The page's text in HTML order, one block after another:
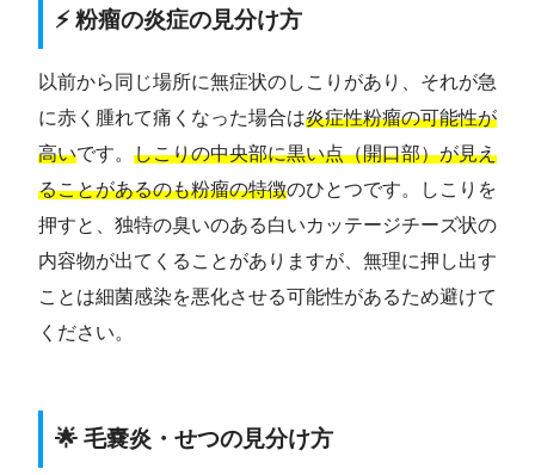
⚡ 粉瘤の炎症の見分け方
以前から同じ場所に無症状のしこりがあり、それが急
に赤く腫れて痛くなった場合は炎症性粉瘤の可能性が
高いです。 しこりの中央部に黒い点（開口部）が見え
ることがあるのも粉瘤の特徴のひとつです。しこりを
押すと、独特の臭いのある白いカッテージチーズ状の
内容物が出てくることがありますが、無理に押し出す
ことは細菌感染を悪化させる可能性があるため避けて
ください。
🌟 毛嚢炎・せつの見分け方